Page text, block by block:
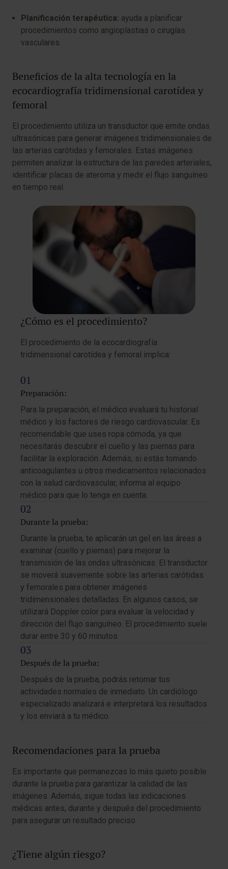
Planificación terapéutica: ayuda a planificar
procedimientos como angioplastias o cirugías
vasculares.
Beneficios de la alta tecnología en la
ecocardiografía tridimensional carotídea y
femoral
El procedimiento utiliza un transductor que emite ondas
ultrasónicas para generar imágenes tridimensionales de
las arterias carótidas y femorales. Estas imágenes
permiten analizar la estructura de las paredes arteriales,
identificar placas de ateroma y medir el flujo sanguíneo
en tiempo real.
¿Cómo es el procedimiento?
El procedimiento de la ecocardiografía
tridimensional carotídea y femoral implica:
Preparación:
Para la preparación, el médico evaluará tu historial
médico y los factores de riesgo cardiovascular. Es
recomendable que uses ropa cómoda, ya que
necesitarás descubrir el cuello y las piernas para
facilitar la exploración. Además, si estás tomando
anticoagulantes u otros medicamentos relacionados
con la salud cardiovascular, informa al equipo
médico para que lo tenga en cuenta.
Durante la prueba:
Durante la prueba, te aplicarán un gel en las áreas a
examinar (cuello y piernas) para mejorar la
transmisión de las ondas ultrasónicas. El transductor
se moverá suavemente sobre las arterias carótidas
y femorales para obtener imágenes
tridimensionales detalladas. En algunos casos, se
utilizará Doppler color para evaluar la velocidad y
dirección del flujo sanguíneo. El procedimiento suele
durar entre 30 y 60 minutos.
Después de la prueba:
Después de la prueba, podrás retomar tus
actividades normales de inmediato. Un cardiólogo
especializado analizará e interpretará los resultados
y los enviará a tu médico.
Recomendaciones para la prueba
Es importante que permanezcas lo más quieto posible
durante la prueba para garantizar la calidad de las
imágenes. Además, sigue todas las indicaciones
médicas antes, durante y después del procedimiento
para asegurar un resultado preciso.
¿Tiene algún riesgo?